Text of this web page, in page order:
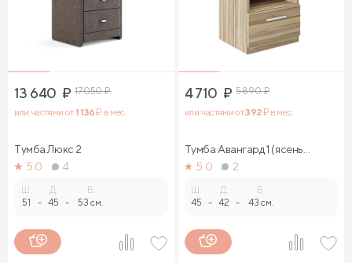
13 640 ₽ 17 050₽
или частями от1 136₽ в мес.
Тумба Люкс 2
5.0
4
51 -
Д.
45 -
В.
53 см.
4 710 ₽ 5 890₽
или частями от392₽ в мес.
Тумба Авангард 1 (ясень
ориноко)
5.0 2
45 -
Д.
42 -
В.
43 см.